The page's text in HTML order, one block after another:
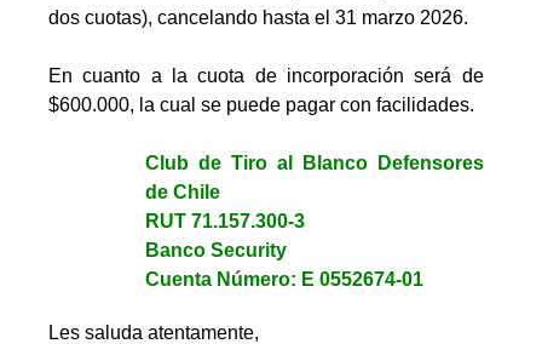
dos cuotas), cancelando hasta el 31 marzo 2026.
En cuanto a la cuota de incorporación será de
$600.000, la cual se puede pagar con facilidades.
Club de Tiro al Blanco Defensores
de Chile
RUT 71.157.300-3
Banco Security
Cuenta Número: E 0552674-01
Les saluda atentamente,